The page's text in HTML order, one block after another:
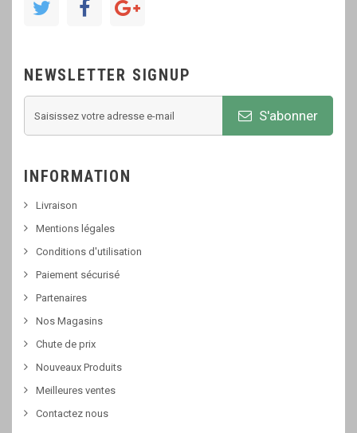
NEWSLETTER SIGNUP
S'abonner
INFORMATION
Livraison
Mentions légales
Conditions d'utilisation
Paiement sécurisé
Partenaires
Nos Magasins
Chute de prix
Nouveaux Produits
Meilleures ventes
Contactez nous